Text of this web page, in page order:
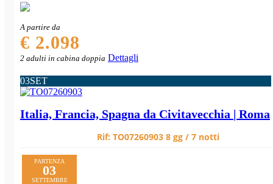
A partire da
€ 2.098
2 adulti in cabina doppia Dettagli
03SET
Italia, Francia, Spagna da Civitavecchia | Roma
Rif: TO07260903 8 gg / 7 notti
PARTENZA
03
SETTEMBRE